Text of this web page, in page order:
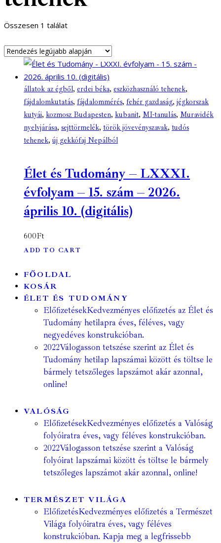
Összesen 1 találat
állatok az égből, erdei béka, eszközhasználó tehenek,
fájdalomkutatás, fájdalommérés, fehér gazdaság, jégkorszak
kutyái, kozmosz Budapesten, kubanit, MI-tanulás, Muravidék
nyelvjárása, sejttörmelék, török jövevényszavak, tudós
tehenek, új gekkófaj Nepálból
Élet és Tudomány – LXXXI.
évfolyam – 15. szám – 2026.
április 10. (digitális)
600Ft
ADD TO CART
FŐOLDAL
KOSÁR
ÉLET ÉS TUDOMÁNY
ElőfizetésekKedvezményes előfizetés az Élet és
Tudomány hetilapra éves, féléves, vagy
negyedéves konstrukcióban.
2022Válogasson tetszése szerint az Élet és
Tudomány hetilap lapszámai között és töltse le
bármely tetszőleges lapszámot akár azonnal,
online!
VALÓSÁG
ElőfizetésekKedvezményes előfizetés a Valóság
folyóiratra éves, vagy féléves konstrukcióban.
2022Válogasson tetszése szerint a Valóság
folyóirat lapszámai között és töltse le bármely
tetszőleges lapszámot akár azonnal, online!
TERMÉSZET VILÁGA
ElőfizetésKedvezményes előfizetés a Természet
Világa folyóiratra éves, vagy féléves
konstrukcióban. Kapja meg a legfrissebb